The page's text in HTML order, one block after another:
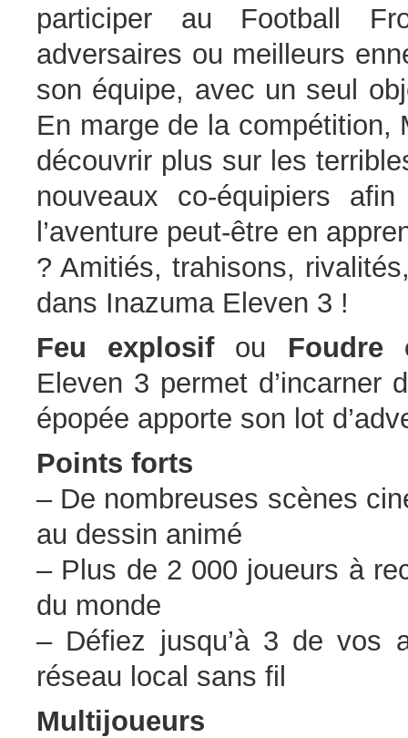
participer au Football
adversaires ou meilleurs
son équipe, avec un seul
En marge de la compétition,
découvrir plus sur les
nouveaux co-équipiers
l’aventure peut-être en
? Amitiés, trahisons,
dans Inazuma Eleven 3 !
Feu explosifou Foudre
Eleven 3 permet d’incarner
épopée apporte son lot
Points forts
– De nombreuses scènes
au dessin animé
– Plus de 2 000 joueurs à
du monde
– Défiez jusqu’à 3 de vos
réseau local sans fil
Multijoueurs